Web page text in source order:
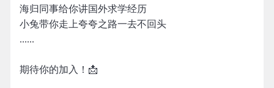
海归同事给你讲国外求学经历
小兔带你走上夸夸之路一去不回头
......
期待你的加入！📩